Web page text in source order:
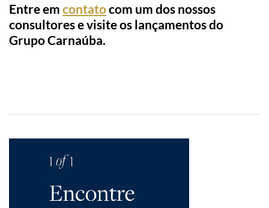
Entre em contatocom um dos nossos
consultores e visite os lançamentos do
Grupo Carnaúba.